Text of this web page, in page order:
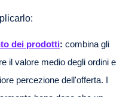
dei prodotti: combina gli
il valore medio degli ordini e
percezione dell'offerta. I